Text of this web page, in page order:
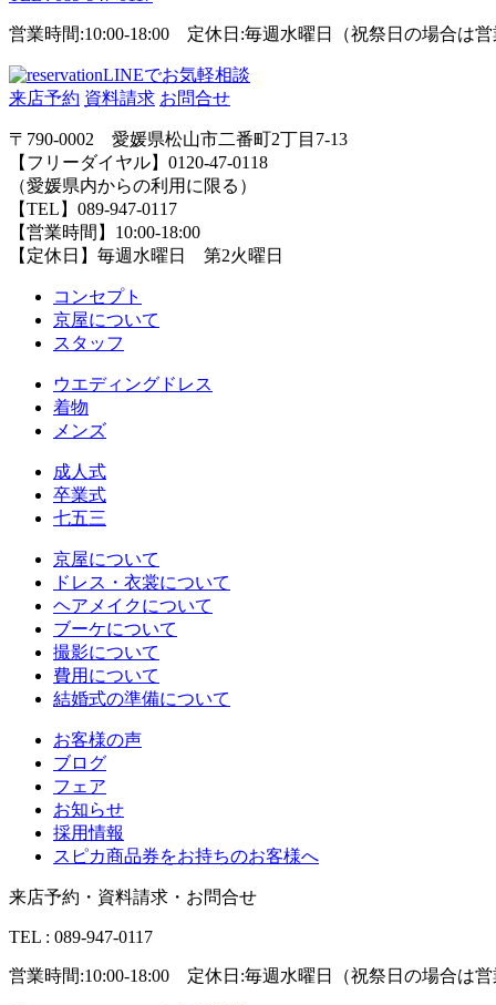
営業時間:10:00-18:00 定休日:毎週水曜日（祝祭日の場合は営
LINEでお気軽相談
来店予約 資料請求 お問合せ
〒790-0002 愛媛県松山市二番町2丁目7-13
【フリーダイヤル】0120-47-0118
（愛媛県内からの利用に限る）
【TEL】089-947-0117
【営業時間】10:00-18:00
【定休日】毎週水曜日 第2火曜日
コンセプト
京屋について
スタッフ
ウエディングドレス
着物
メンズ
成人式
卒業式
七五三
京屋について
ドレス・衣裳について
ヘアメイクについて
ブーケについて
撮影について
費用について
結婚式の準備について
お客様の声
ブログ
フェア
お知らせ
採用情報
スピカ商品券をお持ちのお客様へ
来店予約・資料請求・お問合せ
TEL : 089-947-0117
営業時間:10:00-18:00 定休日:毎週水曜日（祝祭日の場合は営